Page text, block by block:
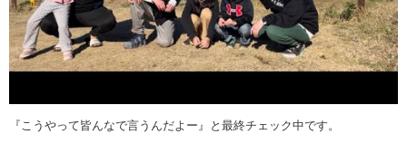
『こうやって皆んなで言うんだよー』と最終チェック中です。